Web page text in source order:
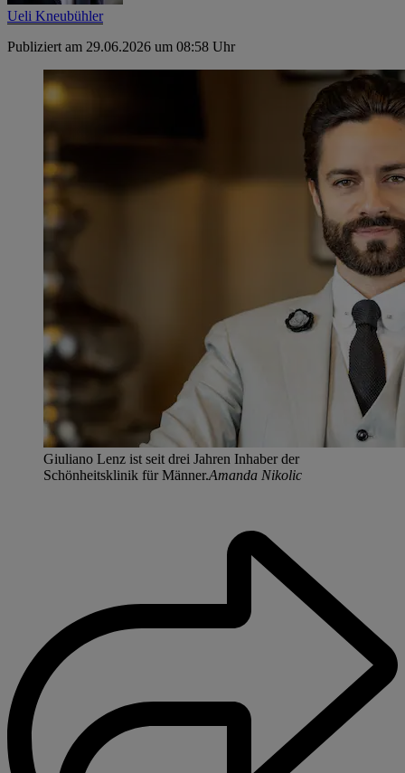
Ueli Kneubühler
Publiziert am 29.06.2026 um 08:58 Uhr
Giuliano Lenz ist seit drei Jahren Inhaber der
Schönheitsklinik für Männer.Amanda Nikolic